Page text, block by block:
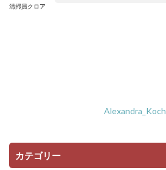
清掃員クロア
Alexandra_Koch
カテゴリー